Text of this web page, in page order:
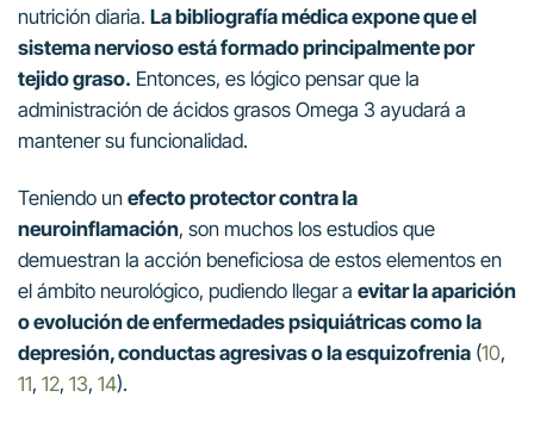
nutrición diaria. La bibliografía médica expone que el
sistema nervioso está formado principalmente por
tejido graso. Entonces, es lógico pensar que la
administración de ácidos grasos Omega 3 ayudará a
mantener su funcionalidad.
Teniendo un efecto protector contra la
neuroinflamación, son muchos los estudios que
demuestran la acción beneficiosa de estos elementos en
el ámbito neurológico, pudiendo llegar a evitar la aparición
o evolución de enfermedades psiquiátricas como la
depresión, conductas agresivas o la esquizofrenia (10,
11, 12, 13, 14).